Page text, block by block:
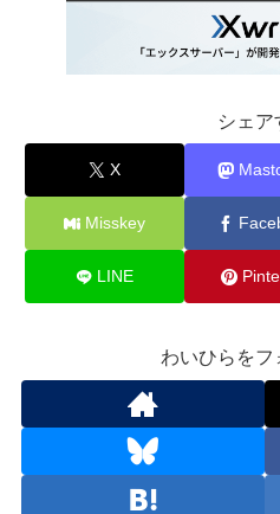
シェア
X
Misskey
LINE
わいひらをフ